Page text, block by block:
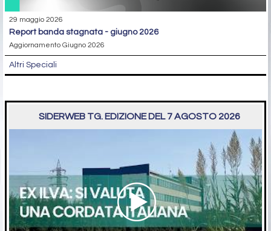
29 maggio 2026
report banda stagnata - giugno 2026
Aggiornamento Giugno 2026
Altri Speciali
SIDERWEB TG. EDIZIONE DEL 7 AGOSTO 2026